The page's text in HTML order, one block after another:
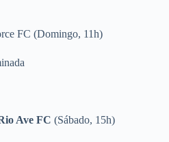
FC (Domingo, 11h)
Ave FC (Sábado, 15h)